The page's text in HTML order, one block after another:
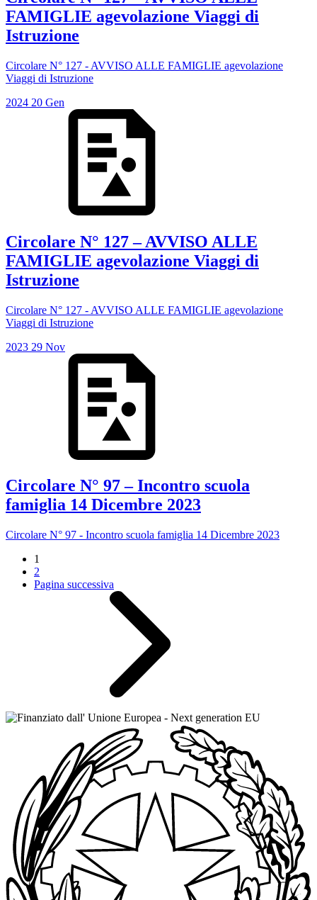
FAMIGLIE agevolazione Viaggi di
Istruzione
Circolare N° 127 - AVVISO ALLE FAMIGLIE agevolazione
Viaggi di Istruzione
2024 20 Gen
Circolare N° 127 – AVVISO ALLE
FAMIGLIE agevolazione Viaggi di
Istruzione
Circolare N° 127 - AVVISO ALLE FAMIGLIE agevolazione
Viaggi di Istruzione
2023 29 Nov
Circolare N° 97 – Incontro scuola
famiglia 14 Dicembre 2023
Circolare N° 97 - Incontro scuola famiglia 14 Dicembre 2023
1
2
Pagina successiva